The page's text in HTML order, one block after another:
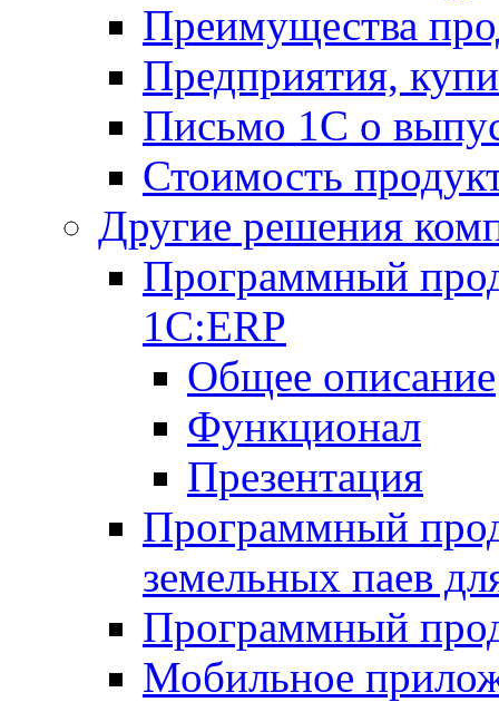
Преимущества
Предприятия,
Письмо 1С о
Стоимость
Другие решения
Программный
1С:ERP
Общее описание
Функционал
Презентация
Программный
земельных паев
Программный
Мобильное